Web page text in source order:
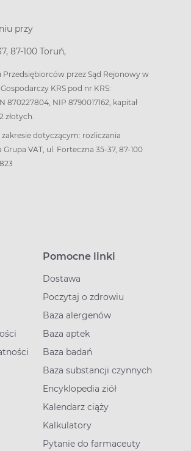
przy
87-100 Toruń,
Przedsiębiorców przez Sąd Rejonowy w
KRS pod nr KRS:
870227804, NIP 8790017162, kapitał
złotych.
zakresie dotyczącym: rozliczania
VAT, ul. Forteczna 35-37, 87-100
Pomocne linki
Dostawa
Poczytaj o zdrowiu
Baza alergenów
Baza aptek
Baza badań
Baza substancji czynnych
Encyklopedia ziół
Kalendarz ciąży
Kalkulatory
Pytanie do farmaceuty